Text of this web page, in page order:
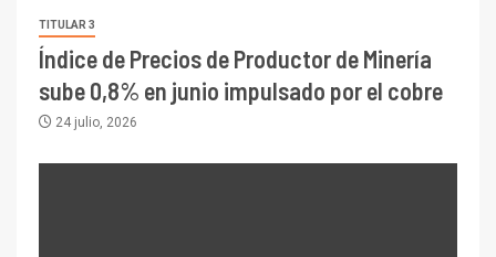
TITULAR 3
Índice de Precios de Productor de Minería
sube 0,8% en junio impulsado por el cobre
24 julio, 2026